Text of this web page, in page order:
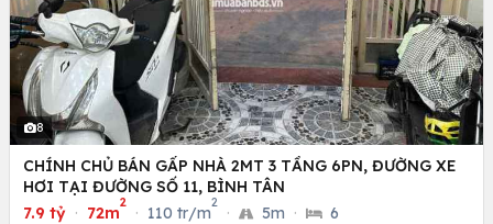
8
CHÍNH CHỦ BÁN GẤP NHÀ 2MT 3 TẦNG 6PN, ĐƯỜNG XE
HƠI TẠI ĐƯỜNG SỐ 11, BÌNH TÂN
7.9 tỷ · 72m
2
· 110 tr/m
2
· 5m · 6